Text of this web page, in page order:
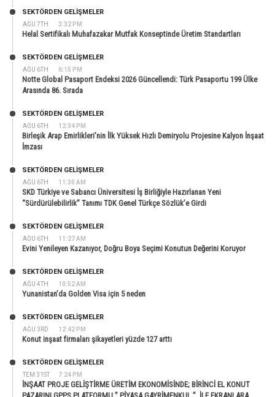
AĞU 7TH 3:32 PM
SEKTÖRDEN GELIŞMELER
Helal Sertifikalı Muhafazakar Mutfak Konseptinde Üretim Standartları
AĞU 6TH 6:15 PM
SEKTÖRDEN GELIŞMELER
Notte Global Pasaport Endeksi 2026 Güncellendi: Türk Pasaportu 199 Ülke
Arasında 86. Sırada
AĞU 6TH 12:34 PM
SEKTÖRDEN GELIŞMELER
Birleşik Arap Emirlikleri’nin İlk Yüksek Hızlı Demiryolu Projesine Kalyon İnşaat
İmzası
AĞU 6TH 11:30 AM
SEKTÖRDEN GELIŞMELER
SKD Türkiye ve Sabancı Üniversitesi İş Birliğiyle Hazırlanan Yeni
“Sürdürülebilirlik” Tanımı TDK Genel Türkçe Sözlük’e Girdi
AĞU 6TH 11:27 AM
SEKTÖRDEN GELIŞMELER
Evini Yenileyen Kazanıyor, Doğru Boya Seçimi Konutun Değerini Koruyor
AĞU 4TH 10:52 AM
SEKTÖRDEN GELIŞMELER
Yunanistan’da Golden Visa için 5 neden
AĞU 3RD 12:42 PM
SEKTÖRDEN GELIŞMELER
Konut inşaat firmaları şikayetleri yüzde 127 arttı
TEM 31ST 7:24 PM
SEKTÖRDEN GELIŞMELER
İNŞAAT PROJE GELİŞTİRME ÜRETİM EKONOMİSİNDE; BİRİNCİ EL KONUT